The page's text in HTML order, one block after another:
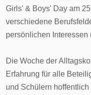
Girls' & Boys' Day am
verschiedene
persönlichen Interessen
Die Woche der
Erfahrung für alle
und Schülern